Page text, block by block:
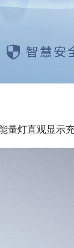
灯直观显示